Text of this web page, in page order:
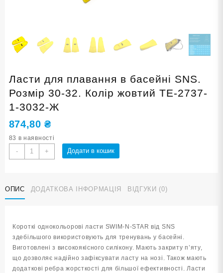
Ласти для плавання в басейні SNS.
Розмір 30-32. Колір жовтий TE-2737-
1-3032-Ж
874,80₴
83 в наявності
-
Ласти
для
басейні
SNS.
+ Додати в кошик
ОПИС ДОДАТКОВА ІНФОРМАЦІЯ ВІДГУКИ (0)
Короткі однокольорові ласти SWIM-N-STAR від SNS
здебільшого використовують для тренувань у басейні.
Виготовлені з високоякісного силікону. Мають закриту п’яту,
що дозволяє надійно зафіксувати ласту на нозі. Також мають
додаткові ребра жорсткості для більшої ефективності. Ласти